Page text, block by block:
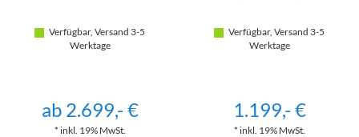
Verfügbar, Versand 3-5
Werktage
ab 2.699,- €
* inkl. 19% MwSt.
Verfügbar, Versand 3-5
Werktage
1.199,- €
* inkl. 19% MwSt.